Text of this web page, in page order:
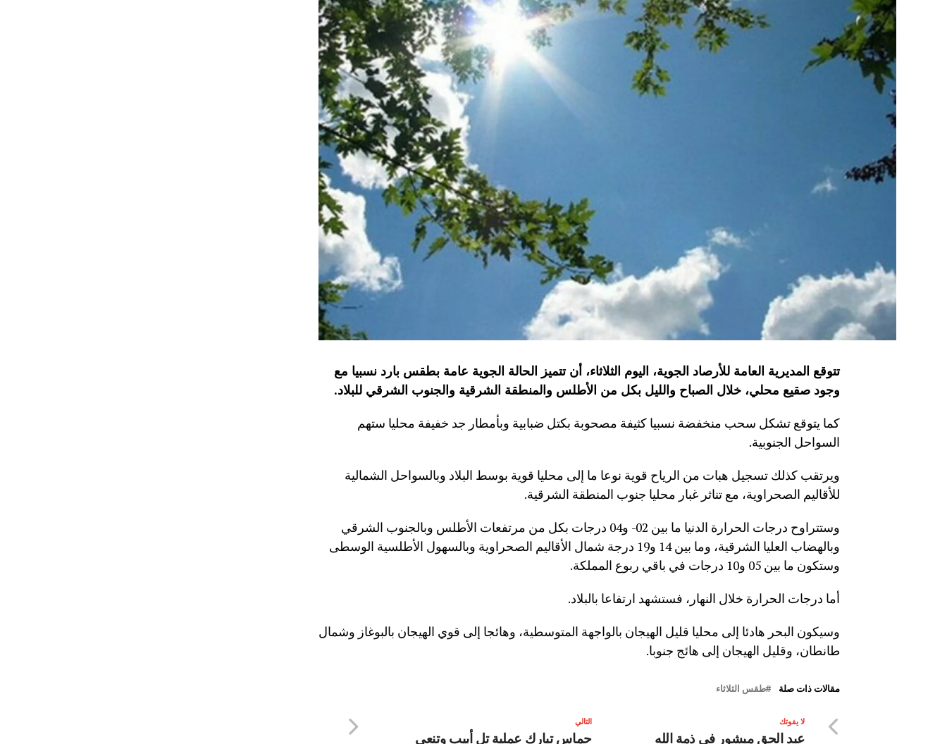
تتوقع المديرية العامة للأرصاد الجوية، اليوم الثلاثاء، أن تتميز الحالة الجوية عامة بطقس بارد نسبيا مع
وجود صقيع محلي، خلال الصباح والليل بكل من الأطلس والمنطقة الشرقية والجنوب الشرقي للبلاد.
كما يتوقع تشكل سحب منخفضة نسبيا كثيفة مصحوبة بكتل ضبابية وبأمطار جد خفيفة محليا ستهم
السواحل الجنوبية.
ويرتقب كذلك تسجيل هبات من الرياح قوية نوعا ما إلى محليا قوية بوسط البلاد وبالسواحل الشمالية
للأقاليم الصحراوية، مع تناثر غبار محليا جنوب المنطقة الشرقية.
وستتراوح درجات الحرارة الدنيا ما بين 02- و04 درجات بكل من مرتفعات الأطلس وبالجنوب الشرقي
وبالهضاب العليا الشرقية، وما بين 14 و19 درجة شمال الأقاليم الصحراوية وبالسهول الأطلسية الوسطى
وستكون ما بين 05 و10 درجات في باقي ربوع المملكة.
أما درجات الحرارة خلال النهار، فستشهد ارتفاعا بالبلاد.
وسيكون البحر هادئا إلى محليا قليل الهيجان بالواجهة المتوسطية، وهائجا إلى قوي الهيجان بالبوغاز وشمال
طانطان، وقليل الهيجان إلى هائج جنوبا.
مقالات ذات صلة طقس الثلاثاء
التالي
حماس تبارك عملية تل أبيب وتنعى
لا يفوتك
عبد الحق مبشور في ذمة الله